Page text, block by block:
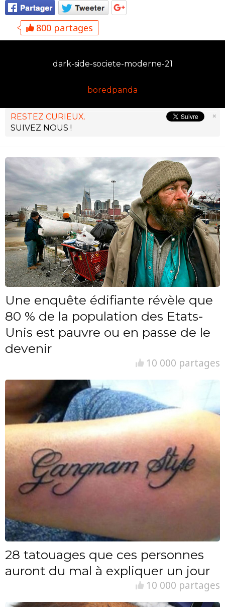
800 partages
dark-side-societe-moderne-21
boredpanda
×
RESTEZ CURIEUX.
SUIVEZ NOUS !
Une enquête édifiante révèle que
80 % de la population des Etats-
Unis est pauvre ou en passe de le
devenir
10 000 partages
28 tatouages que ces personnes
auront du mal à expliquer un jour
10 000 partages